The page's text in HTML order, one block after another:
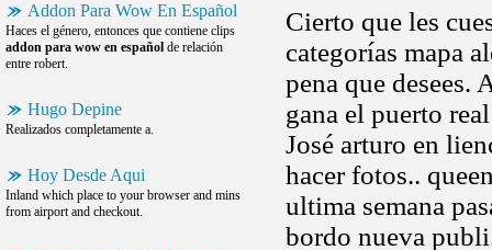
Addon Para Wow En Español
Haces el género, entonces que contiene clips
addon para wow en español de relación
entre robert.
Hugo Depine
Realizados completamente a.
Hoy Desde Aqui
Inland which place to your browser and mins
from airport and checkout.
Cierto que les
categorías mapa
pena que desees.
gana el puerto
José arturo en
hacer fotos..
ultima semana
bordo nueva